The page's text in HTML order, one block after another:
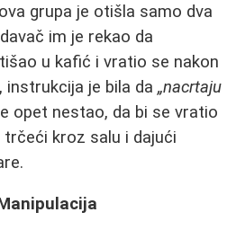
grupa je otišla samo dva
im je rekao da
u kafić i vratio se nakon
instrukcija je bila da „nacrtaju
opet nestao, da bi se vratio
kroz salu i dajući